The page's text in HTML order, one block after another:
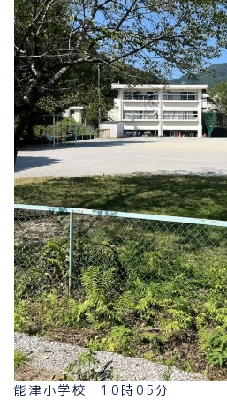
能津小学校 10時05分